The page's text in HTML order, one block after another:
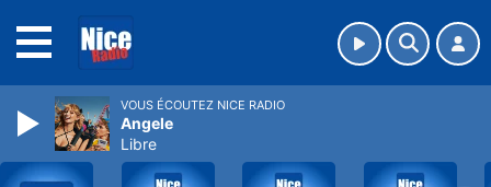
VOUS ÉCOUTEZ NICE RADIO
Angele
Libre